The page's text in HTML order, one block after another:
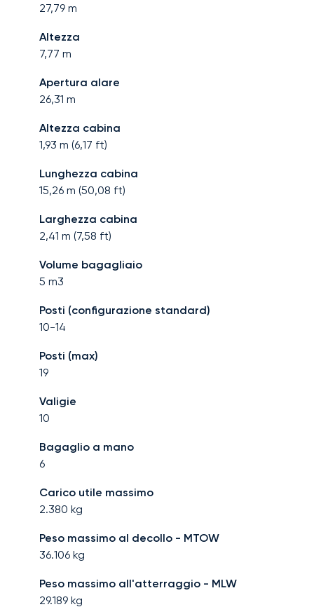
27,79 m
Altezza
7,77 m
Apertura alare
26,31 m
Altezza cabina
1,93 m (6,17 ft)
Lunghezza cabina
15,26 m (50,08 ft)
Larghezza cabina
2,41 m (7,58 ft)
Volume bagagliaio
5 m3
Posti (configurazione standard)
10-14
Posti (max)
19
Valigie
10
Bagaglio a mano
6
Carico utile massimo
2.380 kg
Peso massimo al decollo - MTOW
36.106 kg
Peso massimo all'atterraggio - MLW
29.189 kg